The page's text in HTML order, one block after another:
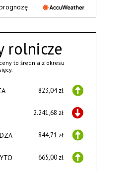
rolnicze
to średnia z okresu
823,04 zł
2.241,68 zł
844,71 zł
665,00 zł